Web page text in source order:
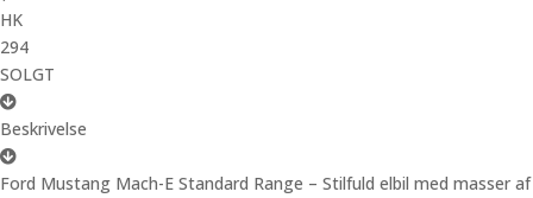
HK
294
SOLGT
Beskrivelse
Ford Mustang Mach-E Standard Range – Stilfuld elbil med masser af